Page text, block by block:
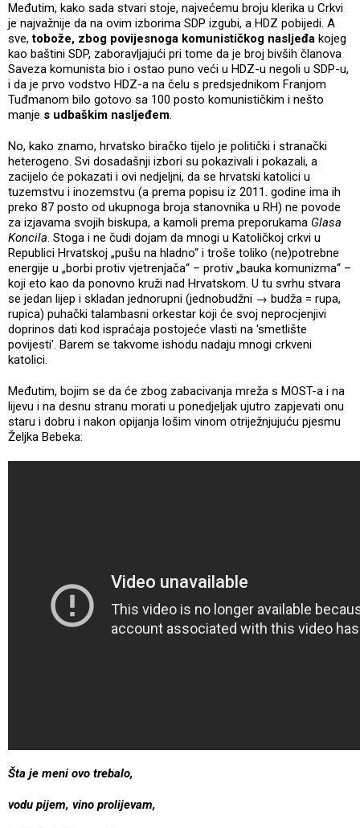
Međutim, kako sada stvari stoje, najvećemu broju klerika u Crkvi
je najvažnije da na ovim izborima SDP izgubi, a HDZ pobijedi. A
sve,tobože, zbog povijesnoga komunističkog nasljeđa kojeg
kao baštini SDP, zaboravljajući pri tome da je broj bivših članova
Saveza komunista bio i ostao puno veći u HDZ-u negoli u SDP-u,
i da je prvo vodstvo HDZ-a na čelu s predsjednikom Franjom
Tuđmanom bilo gotovo sa 100 posto komunističkim i nešto
manje s udbaškim nasljeđem.
No, kako znamo, hrvatsko biračko tijelo je politički i stranački
heterogeno. Svi dosadašnji izbori su pokazivali i pokazali, a
zacijelo će pokazati i ovi nedjeljni, da se hrvatski katolici u
tuzemstvu i inozemstvu (a prema popisu iz 2011. godine ima ih
preko 87 posto od ukupnoga broja stanovnika u RH) ne povode
za izjavama svojih biskupa, a kamoli prema preporukama Glasa
Koncila. Stoga i ne čudi dojam da mnogi u Katoličkoj crkvi u
Republici Hrvatskoj „pušu na hladno“ i troše toliko (ne)potrebne
energije u „borbi protiv vjetrenjača“ – protiv „bauka komunizma“ –
koji eto kao da ponovno kruži nad Hrvatskom. U tu svrhu stvara
se jedan lijep i skladan jednorupni (jednobudžni → budža = rupa,
rupica) puhački talambasni orkestar koji će svoj neprocjenjivi
doprinos dati kod ispraćaja postojeće vlasti na 'smetlište
povijesti'. Barem se takvome ishodu nadaju mnogi crkveni
katolici.
Međutim, bojim se da će zbog zabacivanja mreža s MOST-a i na
lijevu i na desnu stranu morati u ponedjeljak ujutro zapjevati onu
staru i dobru i nakon opijanja lošim vinom otriježnjujuću pjesmu
Željka Bebeka:
Šta je meni ovo trebalo,
vodu pijem, vino prolijevam,